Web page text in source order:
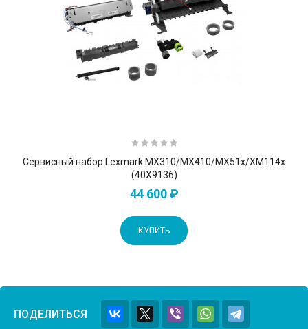
Сервисный набор Lexmark MX310/MX410/MX51x/XM114x
(40X9136)
44 600 ₽
КУПИТЬ
ПОДЕЛИТЬСЯ